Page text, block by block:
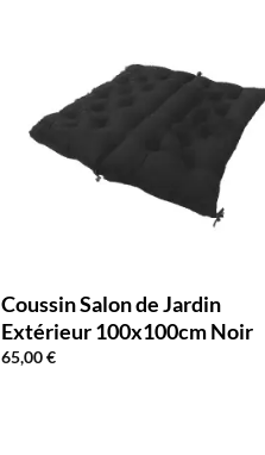
Coussin Salon de Jardin
Extérieur 100x100cm Noir
65,00€